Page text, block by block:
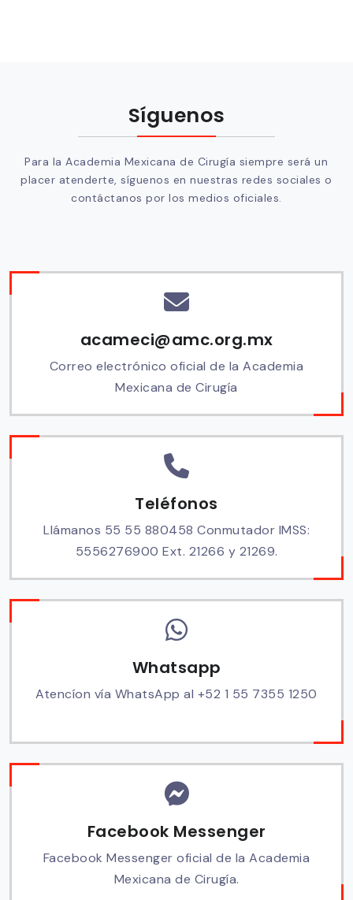
Síguenos
Para la Academia Mexicana de Cirugía siempre será un
placer atenderte, síguenos en nuestras redes sociales o
contáctanos por los medios oficiales.
acameci@amc.org.mx
Correo electrónico oficial de la Academia
Mexicana de Cirugía
Teléfonos
Llámanos 55 55 880458 Conmutador IMSS:
5556276900 Ext. 21266 y 21269.
Whatsapp
Atencíon vía WhatsApp al +52 1 55 7355 1250
Facebook Messenger
Facebook Messenger oficial de la Academia
Mexicana de Cirugía.